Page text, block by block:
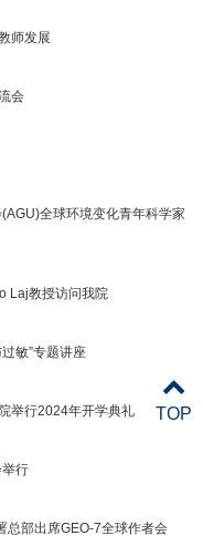
师发展
会
全球环境变化青年科学家
Laj教授访问我院
敏”专题讲座
举行2024年开学典礼
行
总部出席GEO-7全球作者会
TOP